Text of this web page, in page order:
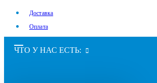
Доставка
Оплата
ЧТО У НАС ЕСТЬ: